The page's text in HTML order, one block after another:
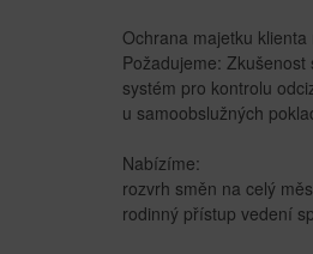
Ochrana majetku
Požadujeme:
systém pro kontrolu
u samoobslužných
Nabízíme:
rozvrh směn na celý
rodinný přístup vedení